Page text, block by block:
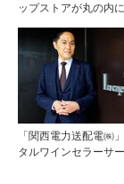
ップストアが丸の内
「関西電力送配電㈱
タルワインセラーサ